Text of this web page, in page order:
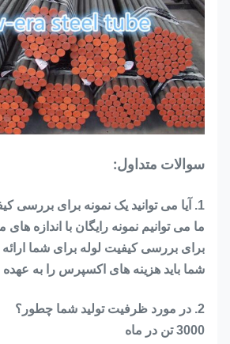
سوالات متداول:
1. آیا می توانید یک نمونه برای بررسی کیفیت ارائه دهید؟
ما می توانیم نمونه رایگان با اندازه های
برای بررسی کیفیت لوله برای شما ارائه
شما باید هزینه های اکسپرس را به عهده
2. در مورد ظرفیت تولید شما چطور؟
3000 تن در ماه